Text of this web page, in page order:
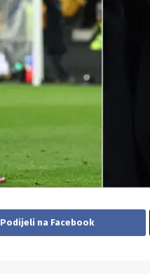
Podijeli na Facebook